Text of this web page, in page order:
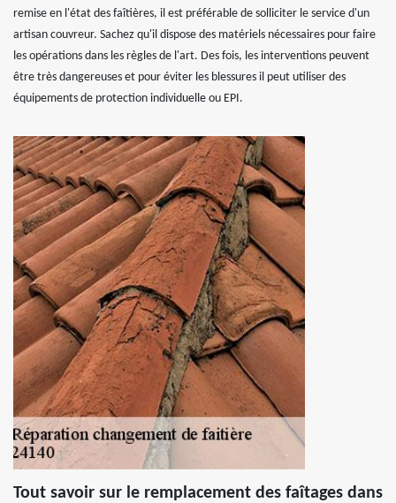
remise en l'état des faîtières, il est préférable de solliciter le service d'un
artisan couvreur. Sachez qu'il dispose des matériels nécessaires pour faire
les opérations dans les règles de l'art. Des fois, les interventions peuvent
être très dangereuses et pour éviter les blessures il peut utiliser des
équipements de protection individuelle ou EPI.
Tout savoir sur le remplacement des faîtages dans